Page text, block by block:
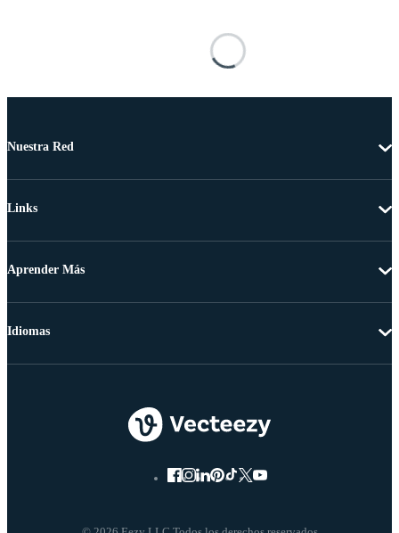
Nuestra Red
Links
Aprender Más
Idiomas